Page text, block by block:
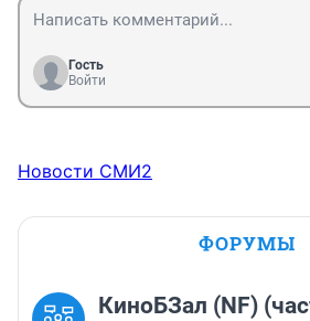
Гость
Войти
Новости СМИ2
ФОРУМЫ
КиноБЗал (NF)